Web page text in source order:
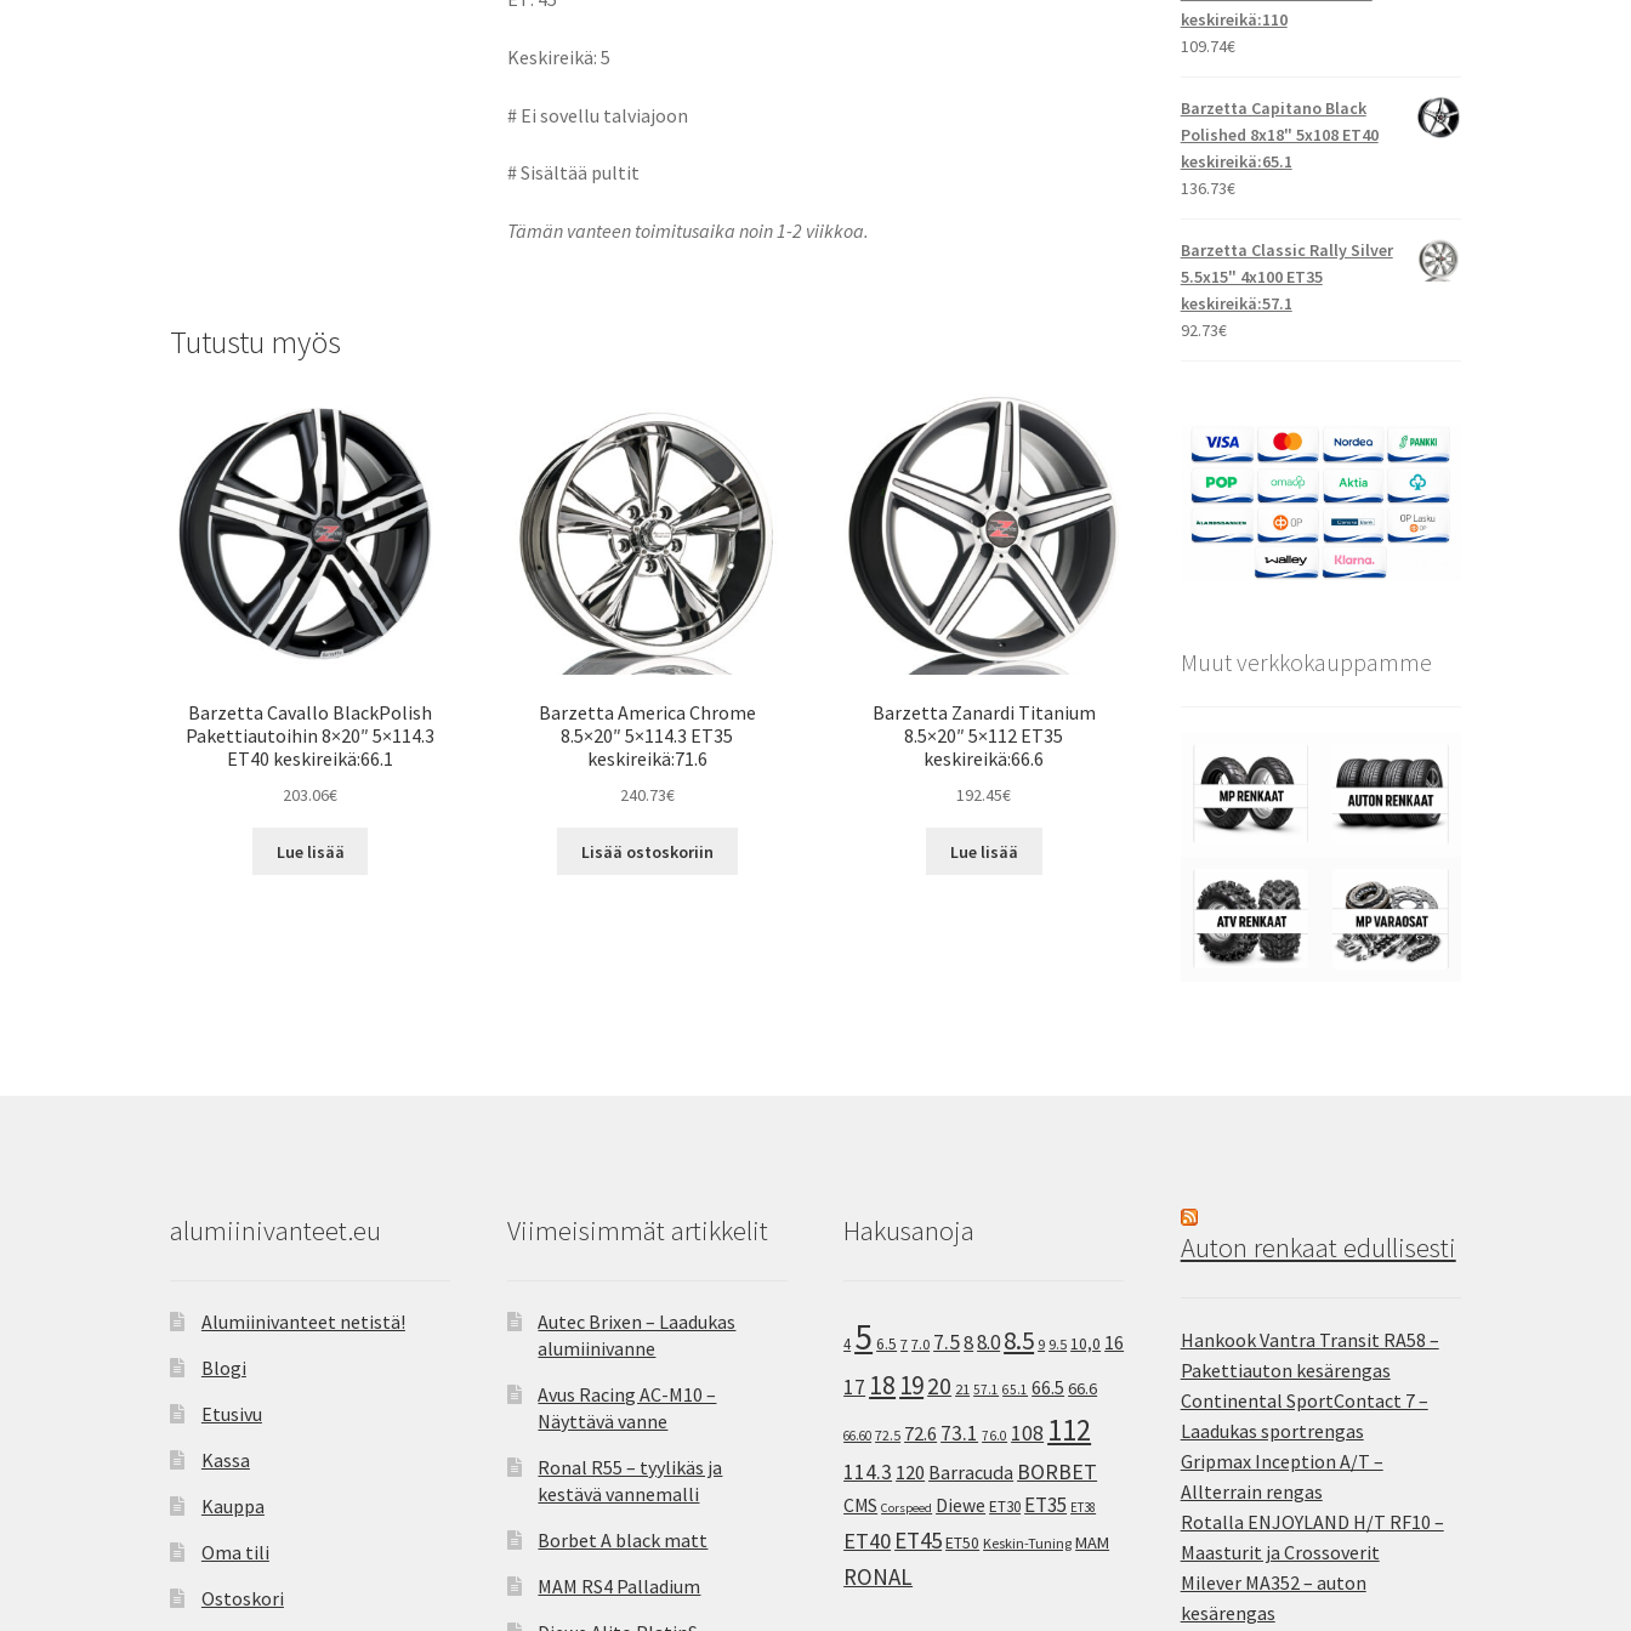
Keskireikä: 5
# Ei sovellu talviajoon
# Sisältää pultit
Tämän vanteen toimitusaika noin 1-2 viikkoa.
Tutustu myös
Barzetta Cavallo BlackPolish
Pakettiautoihin 8×20″ 5×114.3
ET40 keskireikä:66.1
203.06€
Lue lisää
Barzetta America Chrome
8.5×20″ 5×114.3 ET35
keskireikä:71.6
240.73€
Lisää ostoskoriin
Barzetta Zanardi Titanium
8.5×20″ 5×112 ET35
keskireikä:66.6
192.45€
Lue lisää
keskireikä:110
109.74€
Barzetta Capitano Black
Polished 8x18" 5x108 ET40
keskireikä:65.1
136.73€
Barzetta Classic Rally Silver
5.5x15" 4x100 ET35
keskireikä:57.1
92.73€
Muut verkkokauppamme
alumiinivanteet.eu
Alumiinivanteet netistä!
Blogi
Etusivu
Kassa
Kauppa
Oma tili
Ostoskori
Viimeisimmät artikkelit
Autec Brixen – Laadukas
alumiinivanne
Avus Racing AC-M10 –
Näyttävä vanne
Ronal R55 – tyylikäs ja
kestävä vannemalli
Borbet A black matt
MAM RS4 Palladium
Hakusanoja
4 5 6.5 7 7.0 7.588.08.5 9 9.5 10,0 16
17 18 1920 21 57.1 65.1 66.5 66.6
66.60 72.5 72.6 73.1 76.0 108 112
114.3 120 Barracuda BORBET
CMS Corspeed Diewe ET30 ET35 ET38
ET40 ET45ET50 Keskin-Tuning MAM
RONAL
Auton renkaat edullisesti
Hankook Vantra Transit RA58 –
Pakettiauton kesärengas
Continental SportContact 7 –
Laadukas sportrengas
Gripmax Inception A/T –
Allterrain rengas
Rotalla ENJOYLAND H/T RF10 –
Maasturit ja Crossoverit
Milever MA352 – auton
kesärengas